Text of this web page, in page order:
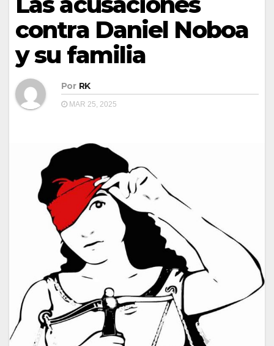
contra Daniel Noboa
y su familia
Por RK
MAR 25, 2025